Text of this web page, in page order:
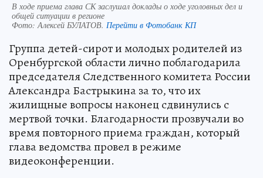
В ходе приема глава СК заслушал доклады о ходе уголовных дел и
общей ситуации в регионе
Фото:Алексей БУЛАТОВ. Перейти в Фотобанк КП
Группа детей-сирот и молодых родителей из
Оренбургской области лично поблагодарила
председателя Следственного комитета России
Александра Бастрыкина за то, что их
жилищные вопросы наконец сдвинулись с
мертвой точки. Благодарности прозвучали во
время повторного приема граждан, который
глава ведомства провел в режиме
видеоконференции.